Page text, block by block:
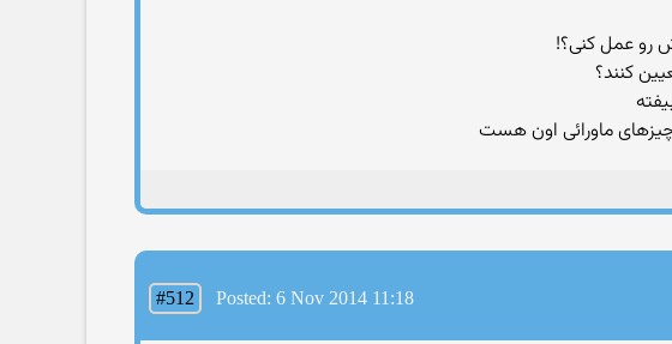
رو عمل کنی؟!
کنند؟
ماورائی اون هست
#512 Posted: 6 Nov 2014 11:18